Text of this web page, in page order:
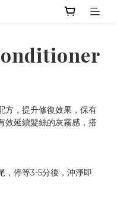
方，提升修復效果，保有
效延續髮絲的灰霧感，搭
，停等3-5分後，沖淨即